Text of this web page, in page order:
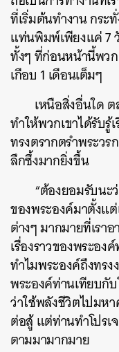
ที่เริ่มต้นทำงาน กระ
แท่นพิมพ์เพียงแค่ 7
ทั้งๆ ที่ก่อนหน้านี้พวก
เกือบ 1 เดือนเต็มๆ
เหนือสิ่งอื่นใด
ทำให้พวกเขาได้รับรู้
ทรงตรากตรำพระว
ลึกซึ้งมากยิ่งขึ้น
“ต้องยอมรับนะ
ของพระองค์มาตั้งแ
ต่างๆ มากมายที่เรา
เรื่องราวของพระอง
ทำไมพระองค์ถึงทร
พระองค์ท่านเทียบกั
ว่าใช้พลังชีวิตไปมห
ต่อสู้ แต่ท่านทำโปร
ตามมามากมาย